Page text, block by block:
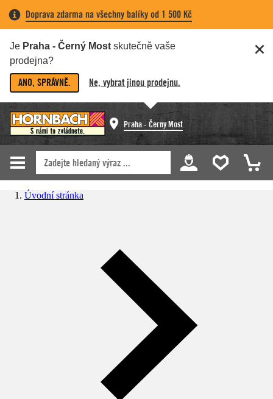
Doprava zdarma na všechny balíky od 1 500 Kč
Je Praha - Černý Most skutečně vaše
prodejna?
ANO, SPRÁVNĚ. Ne, vybrat jinou prodejnu.
Praha - Černý Most
Úvodní stránka